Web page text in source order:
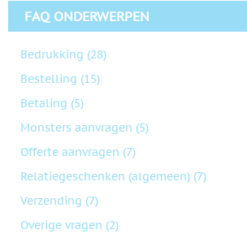
FAQ ONDERWERPEN
Bedrukking (28)
Bestelling (15)
Betaling (5)
Monsters aanvragen (5)
Offerte aanvragen (7)
Relatiegeschenken (algemeen) (7)
Verzending (7)
Overige vragen (2)